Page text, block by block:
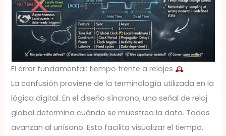
El error fundamental: tiempo frente a relojes
La confusión proviene de la terminología utilizada en la
lógica digital. En el diseño síncrono, una señal de reloj
global determina cuándo se muestrea la data. Todos
avanzan al unísono. Esto facilita visualizar el tiempo.